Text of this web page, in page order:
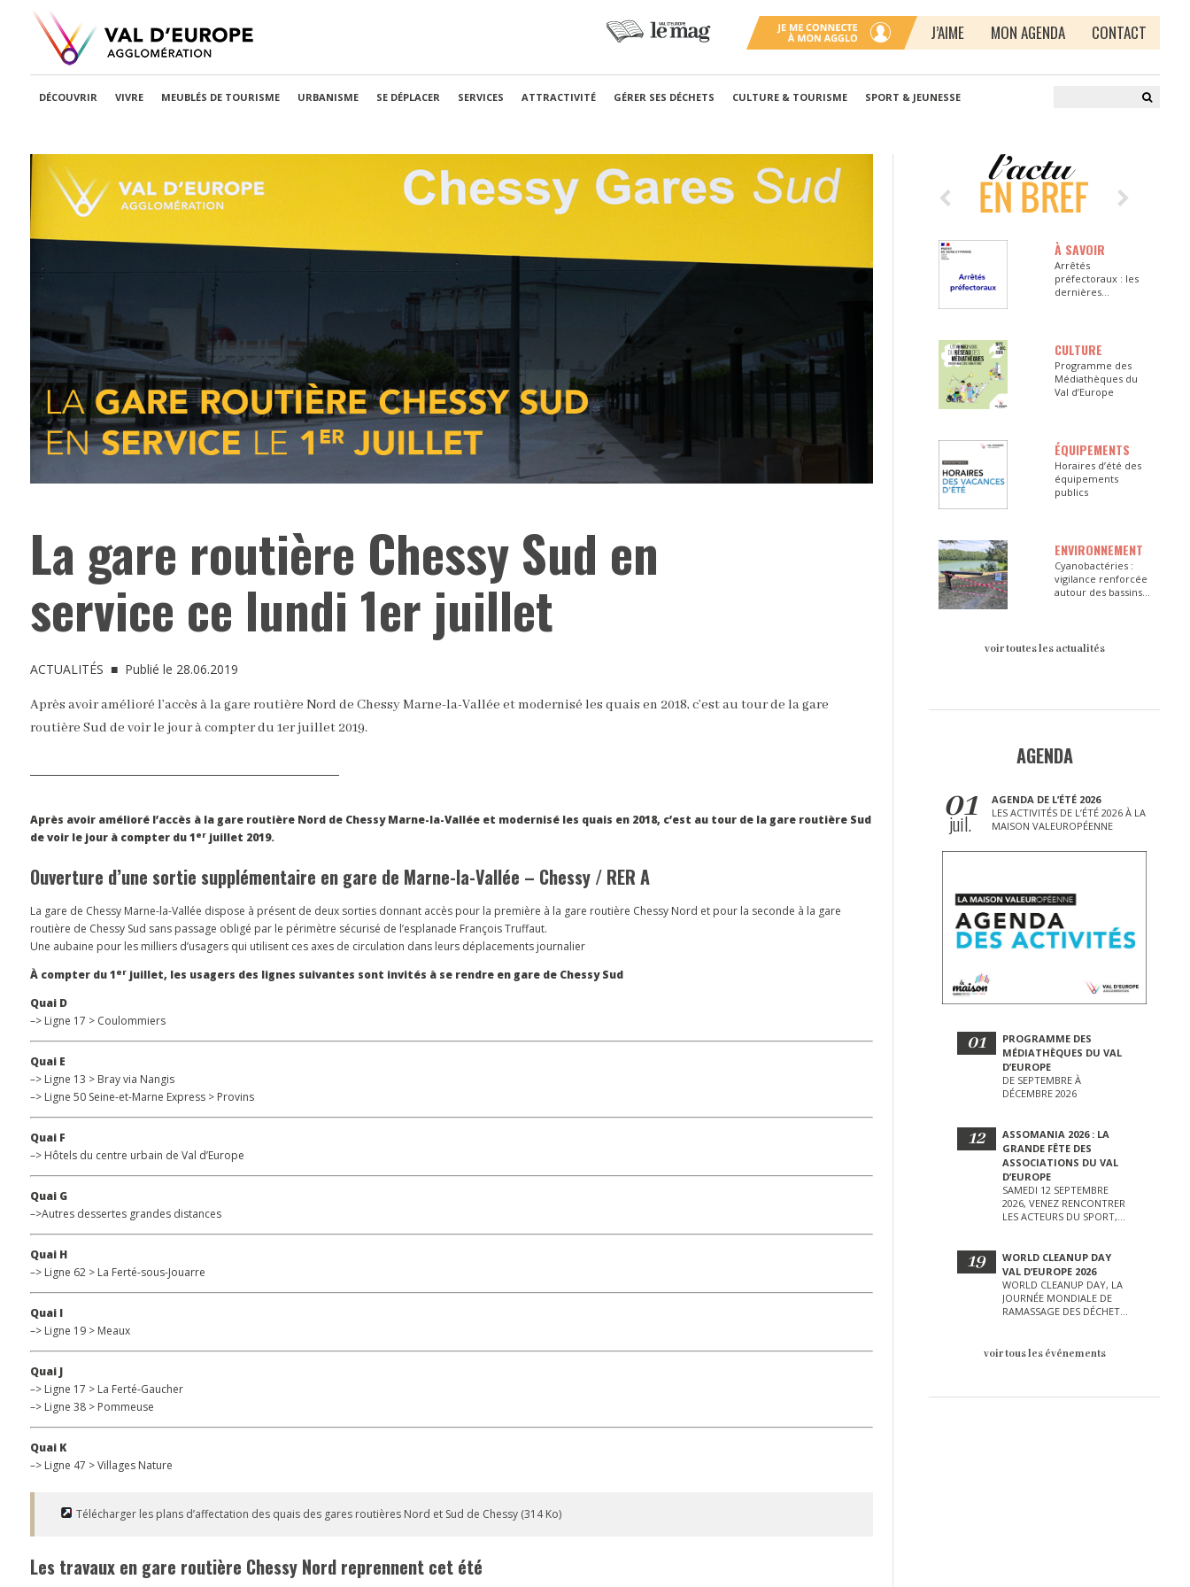
J’AIME MON AGENDA CONTACT
DÉCOUVRIR VIVRE MEUBLÉS DE TOURISME URBANISME SE DÉPLACER SERVICES ATTRACTIVITÉ GÉRER SES DÉCHETS CULTURE & TOURISME SPORT & JEUNESSE
La gare routière Chessy Sud en
service ce lundi 1er juillet
ACTUALITÉS ■ Publié le 28.06.2019
Après avoir amélioré l’accès à la gare routière Nord de Chessy Marne-la-Vallée et modernisé les quais en 2018, c’est au tour de la gare
routière Sud de voir le jour à compter du 1er juillet 2019.
Après avoir amélioré l’accès à la gare routière Nord de Chessy Marne-la-Vallée et modernisé les quais en 2018, c’est au tour de la gare routière Sud
de voir le jour à compter du 1erjuillet 2019.
Ouverture d’une sortie supplémentaire en gare de Marne-la-Vallée – Chessy / RER A
La gare de Chessy Marne-la-Vallée dispose à présent de deux sorties donnant accès pour la première à la gare routière Chessy Nord et pour la seconde à la gare
routière de Chessy Sud sans passage obligé par le périmètre sécurisé de l’esplanade François Truffaut.
Une aubaine pour les milliers d’usagers qui utilisent ces axes de circulation dans leurs déplacements journalier
À compter du 1erjuillet, les usagers des lignes suivantes sont invités à se rendre en gare de Chessy Sud
Quai D
–> Ligne 17 > Coulommiers
Quai E
–> Ligne 13 > Bray via Nangis
–> Ligne 50 Seine-et-Marne Express > Provins
Quai F
–> Hôtels du centre urbain de Val d’Europe
Quai G
–>Autres dessertes grandes distances
Quai H
–> Ligne 62 > La Ferté-sous-Jouarre
Quai I
–> Ligne 19 > Meaux
Quai J
–> Ligne 17 > La Ferté-Gaucher
–> Ligne 38 > Pommeuse
Quai K
–> Ligne 47 > Villages Nature
Télécharger les plans d’affectation des quais des gares routières Nord et Sud de Chessy (314 Ko)
Les travaux en gare routière Chessy Nord reprennent cet été
À SAVOIR
Arrêtés
préfectoraux : les
dernières
CULTURE
Programme des
Médiathèques du
Val d’Europe
ÉQUIPEMENTS
Horaires d’été des
équipements
publics
ENVIRONNEMENT
Cyanobactéries :
vigilance renforcée
autour des bassins
voir toutes les actualités
AGENDA
01
juil.
AGENDA DE L’ÉTÉ 2026
LES ACTIVITÉS DE L’ÉTÉ 2026 À LA
MAISON VALEUROPÉENNE
01
PROGRAMME DES
MÉDIATHÈQUES DU VAL
D’EUROPE
DE SEPTEMBRE À
DÉCEMBRE 2026
12
ASSOMANIA 2026 : LA
GRANDE FÊTE DES
ASSOCIATIONS DU VAL
D’EUROPE
SAMEDI 12 SEPTEMBRE
2026, VENEZ RENCONTRER
LES ACTEURS DU SPORT,
D’AUTRES LORS DE CETTE
JOURNÉE EXCEPTIONNELLE.
19
WORLD CLEANUP DAY
VAL D’EUROPE 2026
WORLD CLEANUP DAY, LA
JOURNÉE MONDIALE DE
RAMASSAGE DES DÉCHETS
D’EUROPE !
voir tous les événements